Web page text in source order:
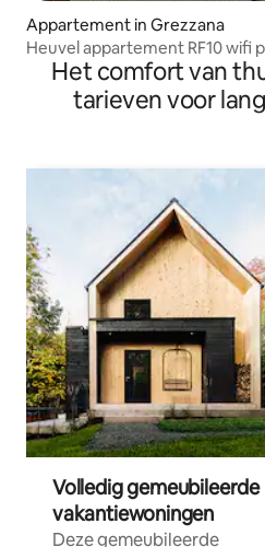
Appartement in Grezzana
Heuvel appartement RF10 wifi
Het comfort van
tarieven voor
Volledig gemeubileerde
vakantiewoningen
Deze gemeubileerde